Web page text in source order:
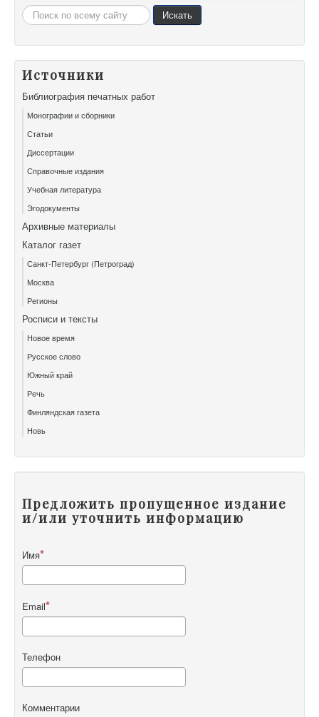
Искать... Искать
Источники
Библиография печатных работ
Монографии и сборники
Статьи
Диссертации
Справочные издания
Учебная литература
Эгодокументы
Архивные материалы
Каталог газет
Санкт-Петербург (Петроград)
Москва
Регионы
Росписи и тексты
Новое время
Русское слово
Южный край
Речь
Финляндская газета
Новь
Предложить пропущенное издание
и/или уточнить информацию
Имя
Email
Телефон
Комментарии